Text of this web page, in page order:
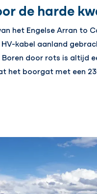
de harde
het Engelse Arran to
kabel aanland
door rots is altijd
het boorgat met een